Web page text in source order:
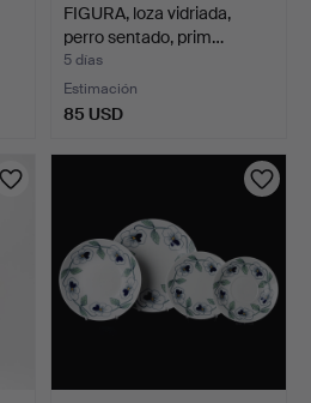
FIGURA, loza vidriada,
perro sentado, prim…
5 días
Estimación
85 USD